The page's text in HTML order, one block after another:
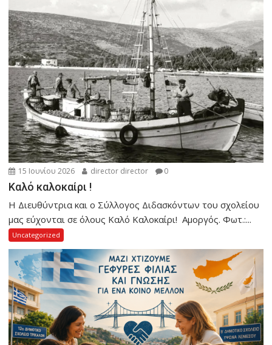
15 Ιουνίου 2026 director director 0
Καλό καλοκαίρι !
Η Διευθύντρια και ο Σύλλογος Διδασκόντων του σχολείου
μας εύχονται σε όλους Καλό Καλοκαίρι! Αμοργός. Φωτ.:...
Uncategorized